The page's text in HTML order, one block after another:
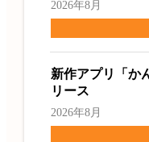
2026年8月
新作アプリ「か
リース
2026年8月